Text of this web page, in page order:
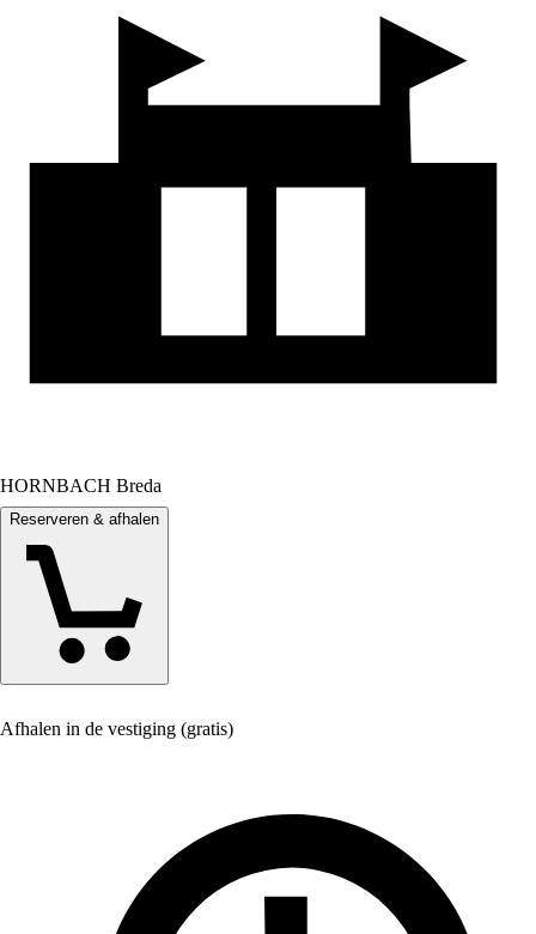
HORNBACH Breda
Reserveren & afhalen
Afhalen in de vestiging (gratis)